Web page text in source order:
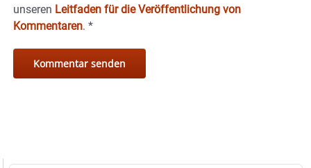
unseren Leitfaden für die Veröffentlichung von
Kommentaren. *